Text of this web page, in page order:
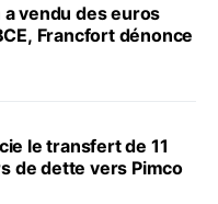
vendu des euros
Francfort dénonce
le transfert de 11
de dette vers Pimco